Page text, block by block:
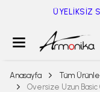
ÜYELİKSİZ
Anasayfa Tüm
Oversize Uzun